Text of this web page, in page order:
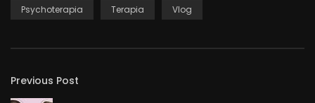
Psychoterapia Terapia Vlog
Previous Post